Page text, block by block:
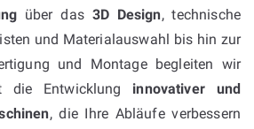
über das 3D Design, technische
und Materialauswahl bis hin zur
und Montage begleiten wir
die Entwicklung innovativer und
, die Ihre Abläufe verbessern